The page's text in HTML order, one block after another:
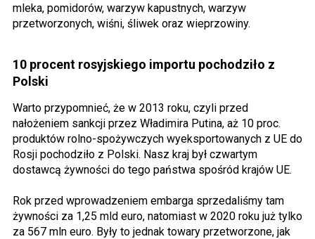
mleka, pomidorów, warzyw kapustnych, warzyw
przetworzonych, wiśni, śliwek oraz wieprzowiny.
10 procent rosyjskiego importu pochodziło z
Polski
Warto przypomnieć, że w 2013 roku, czyli przed
nałożeniem sankcji przez Władimira Putina, aż 10 proc.
produktów rolno-spożywczych wyeksportowanych z UE do
Rosji pochodziło z Polski. Nasz kraj był czwartym
dostawcą żywności do tego państwa spośród krajów UE.
Rok przed wprowadzeniem embarga sprzedaliśmy tam
żywności za 1,25 mld euro, natomiast w 2020 roku już tylko
za 567 mln euro. Były to jednak towary przetworzone, jak